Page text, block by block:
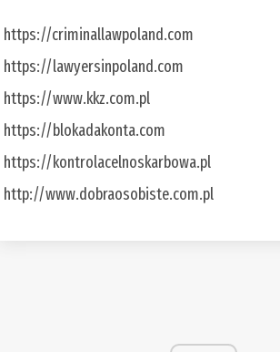
https://criminallawpoland.com
https://lawyersinpoland.com
https://www.kkz.com.pl
https://blokadakonta.com
https://kontrolacelnoskarbowa.pl
http://www.dobraosobiste.com.pl